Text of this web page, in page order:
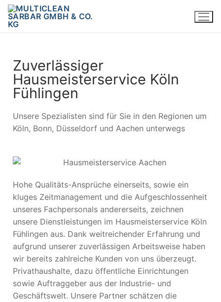
Zuverlässiger
Hausmeisterservice Köln
Fühlingen
Unsere Spezialisten sind für Sie in den Regionen um
Köln, Bonn, Düsseldorf und Aachen unterwegs
Hohe Qualitäts-Ansprüche einerseits, sowie ein
kluges Zeitmanagement und die Aufgeschlossenheit
unseres Fachpersonals andererseits, zeichnen
unsere Dienstleistungen im Hausmeisterservice Köln
Fühlingen aus. Dank weitreichender Erfahrung und
aufgrund unserer zuverlässigen Arbeitsweise haben
wir bereits zahlreiche Kunden von uns überzeugt.
Privathaushalte, dazu öffentliche Einrichtungen
sowie Auftraggeber aus der Industrie- und
Geschäftswelt. Unsere Partner schätzen die